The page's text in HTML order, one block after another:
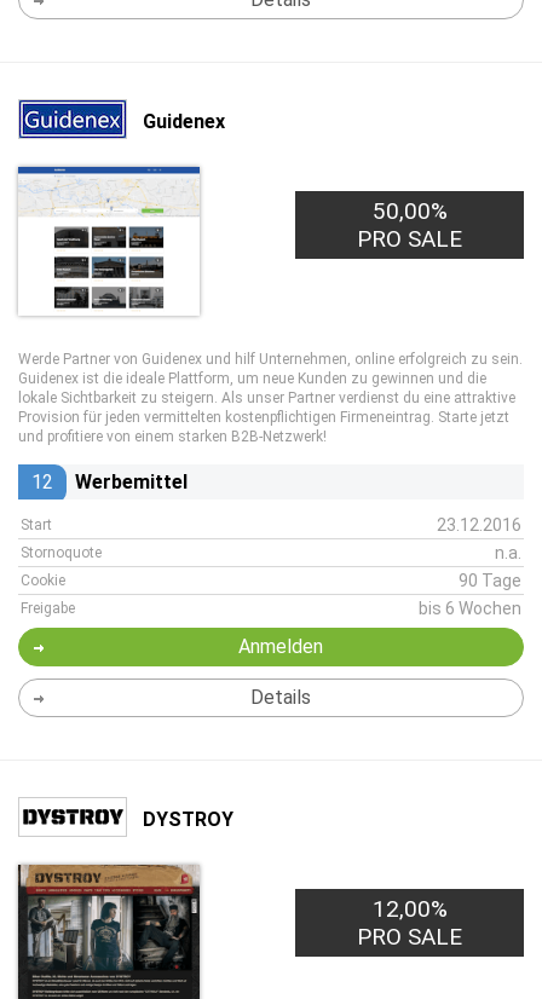
Guidenex
50,00%
PRO SALE
Werde Partner von Guidenex und hilf Unternehmen, online erfolgreich zu sein.
Guidenex ist die ideale Plattform, um neue Kunden zu gewinnen und die
lokale Sichtbarkeit zu steigern. Als unser Partner verdienst du eine attraktive
Provision für jeden vermittelten kostenpflichtigen Firmeneintrag. Starte jetzt
und profitiere von einem starken B2B-Netzwerk!
12 Werbemittel
Start 23.12.2016
Stornoquote n.a.
Cookie 90 Tage
Freigabe bis 6 Wochen
Anmelden
Details
DYSTROY
12,00%
PRO SALE